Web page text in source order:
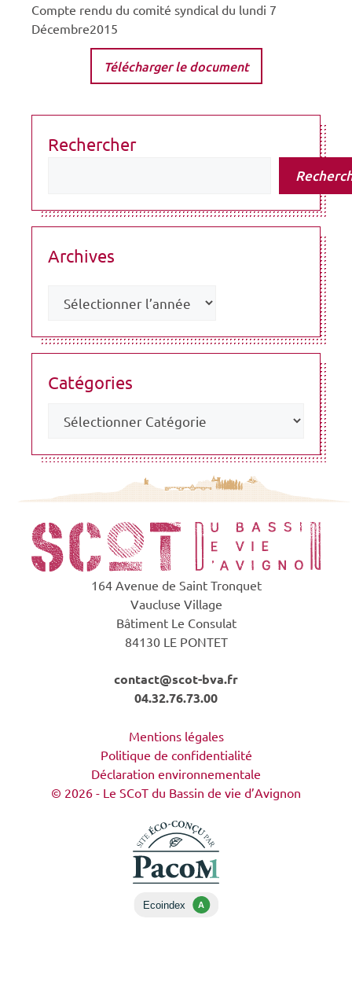
Compte rendu du comité syndical du lundi 7
Décembre2015
Télécharger le document
Rechercher
Archives
Catégories
164 Avenue de Saint Tronquet
Vaucluse Village
Bâtiment Le Consulat
84130 LE PONTET
contact@scot-bva.fr
04.32.76.73.00
Mentions légales
Politique de confidentialité
Déclaration environnementale
© 2026 - Le SCoT du Bassin de vie d’Avignon
Ecoindex A